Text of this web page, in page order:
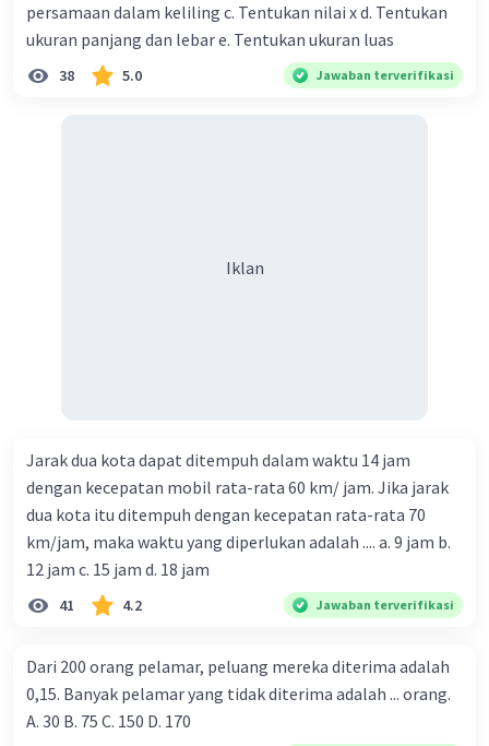
persamaan dalam keliling c. Tentukan nilai x d. Tentukan
ukuran panjang dan lebar e. Tentukan ukuran luas
38 5.0 Jawaban terverifikasi
Iklan
Jarak dua kota dapat ditempuh dalam waktu 14 jam
dengan kecepatan mobil rata-rata 60 km/ jam. Jika jarak
dua kota itu ditempuh dengan kecepatan rata-rata 70
km/jam, maka waktu yang diperlukan adalah .... a. 9 jam b.
12 jam c. 15 jam d. 18 jam
41 4.2 Jawaban terverifikasi
Dari 200 orang pelamar, peluang mereka diterima adalah
0,15. Banyak pelamar yang tidak diterima adalah ... orang.
A. 30 B. 75 C. 150 D. 170